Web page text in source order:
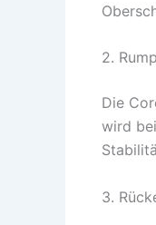
2.
Die
wird
3.